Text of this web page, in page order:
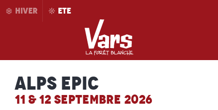
AllerHIVER ETE
Alps Epic
11 & 12 SEPTEMBRE 2026